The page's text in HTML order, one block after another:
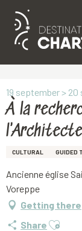
Aller
principal
19 september >
À la
l'Architecte
CULTURAL GUIDED
Ancienne église
Voreppe
Getting there
Share Ajouter